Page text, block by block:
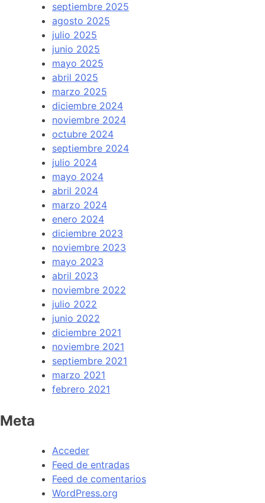
septiembre 2025
agosto 2025
julio 2025
junio 2025
mayo 2025
abril 2025
marzo 2025
diciembre 2024
noviembre 2024
octubre 2024
septiembre 2024
julio 2024
mayo 2024
abril 2024
marzo 2024
enero 2024
diciembre 2023
noviembre 2023
mayo 2023
abril 2023
noviembre 2022
julio 2022
junio 2022
diciembre 2021
noviembre 2021
septiembre 2021
marzo 2021
febrero 2021
Meta
Acceder
Feed de entradas
Feed de comentarios
WordPress.org